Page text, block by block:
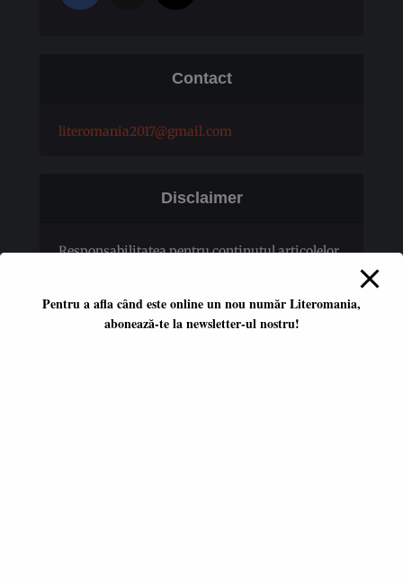
Contact
literomania2017@gmail.com
Disclaimer
Responsabilitatea pentru conţinutul articolelor
Pentru a afla când este online un nou număr Literomania,
abonează-te la newsletter-ul nostru!